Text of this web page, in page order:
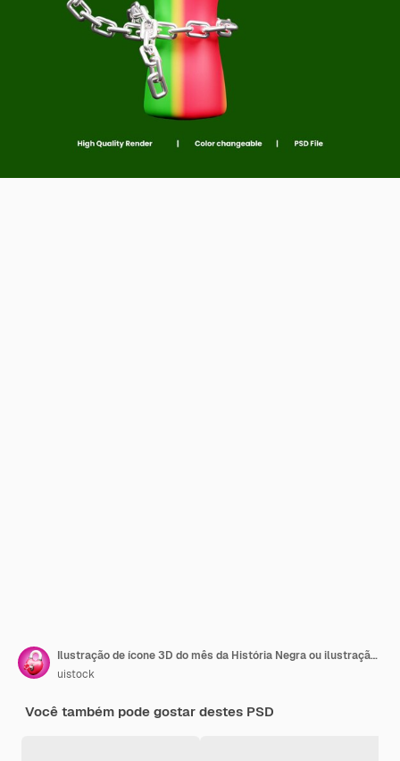
Ilustração de ícone 3D do mês da História Negra ou ilustração 3D de mídia social do mês da História Negra
uistock
Você também pode gostar destes PSD